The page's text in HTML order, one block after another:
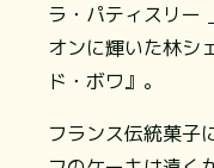
ラ・パティスリー
オンに輝いた林シ
ド・ボワ』。
フランス伝統菓子